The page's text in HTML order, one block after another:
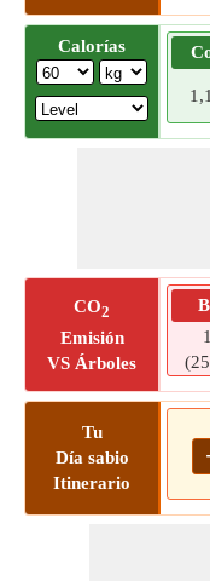
Calorías
CO2
Emisión
VS Árboles
Tu
Día sabio
Itinerario